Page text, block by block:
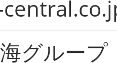
グルー